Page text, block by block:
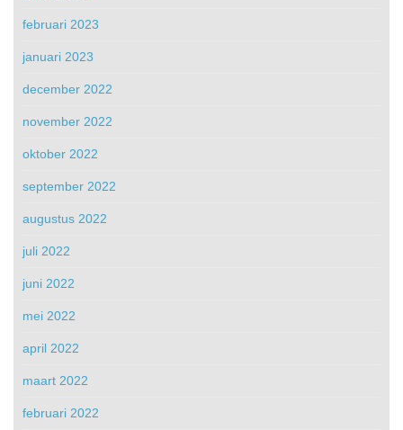
februari 2023
januari 2023
december 2022
november 2022
oktober 2022
september 2022
augustus 2022
juli 2022
juni 2022
mei 2022
april 2022
maart 2022
februari 2022